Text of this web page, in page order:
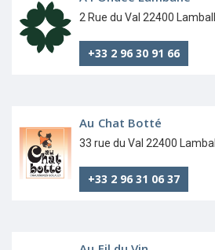
2 Rue du Val 22400
+33 2 96 30 91 66
Au Chat Botté
33 rue du Val 22400
+33 2 96 31 06 37